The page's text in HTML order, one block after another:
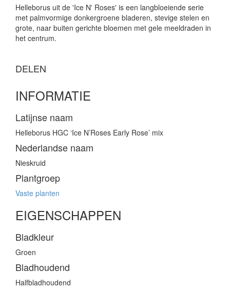
Helleborus uit de 'Ice N' Roses' is een langbloeiende serie
met palmvormige donkergroene bladeren, stevige stelen en
grote, naar buiten gerichte bloemen met gele meeldraden in
het centrum.
DELEN
INFORMATIE
Latijnse naam
Helleborus HGC ‘Ice N’Roses Early Rose’ mix
Nederlandse naam
Nieskruid
Plantgroep
Vaste planten
EIGENSCHAPPEN
Bladkleur
Groen
Bladhoudend
Halfbladhoudend